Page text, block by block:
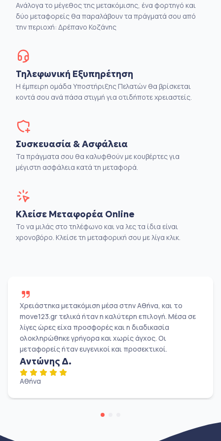
Ανάλογα το μέγεθος της μετακόμισης, ένα φορτηγό και
δύο μεταφορείς θα παραλάβουν τα πράγματά σου από
την περιοχή: Δρέπανο Κοζάνης
Τηλεφωνική Εξυπηρέτηση
Η έμπειρη ομάδα Υποστήριξης Πελατών θα βρίσκεται
κοντά σου ανά πάσα στιγμή για οτιδήποτε χρειαστείς.
Συσκευασία & Ασφάλεια
Τα πράγματα σου θα καλυφθούν με κουβέρτες για
μέγιστη ασφάλεια κατά τη μεταφορά.
Κλείσε Μεταφορέα Online
Το να μιλάς στο τηλέφωνο και να λες τα ίδια είναι
χρονοβόρο. Κλείσε τη μεταφορική σου με λίγα κλικ.
Χρειάστηκα μετακόμιση μέσα στην Αθήνα, και το
move123.gr τελικά ήταν η καλύτερη επιλογή. Μέσα σε
λίγες ώρες είχα προσφορές και η διαδικασία
ολοκληρώθηκε γρήγορα και χωρίς άγχος. Οι
μεταφορείς ήταν ευγενικοί και προσεκτικοί.
Αντώνης Δ.
Αθήνα